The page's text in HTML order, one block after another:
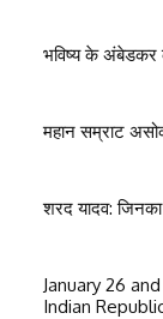
भविष्य के अंबेडकर
महान सम्राट
शरद यादव:
January 26
Indian